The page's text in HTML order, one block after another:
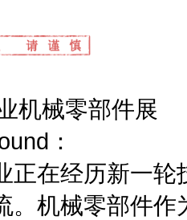
机械零部件展
：
正在经历新一
。机械零部件